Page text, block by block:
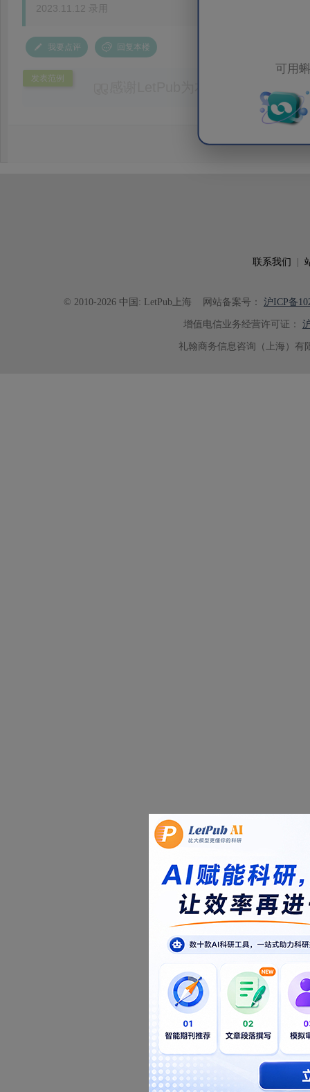
可用
2023.11.12 录用
我要点评 回复本楼
发表范例
感谢LetPub为本论文提供专业
务。编辑结合论文中全光谱响应S
效应及界面电荷传输等研究内容，
论述逻辑进行了系统梳理，使研究
联系我们
© 2010-2026 中国: LetPub上海 网站备案号： 沪ICP备
增值电信业务经营许可证：
礼翰商务信息咨询（上海）